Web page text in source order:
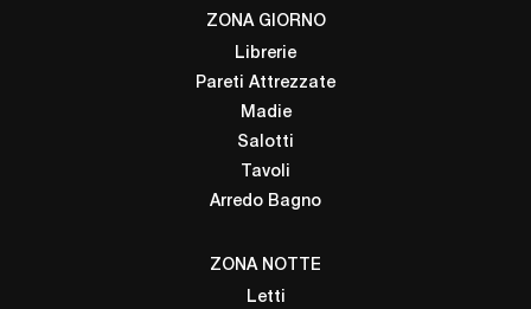
ZONA GIORNO
Librerie
Pareti Attrezzate
Madie
Salotti
Tavoli
Arredo Bagno
ZONA NOTTE
Letti